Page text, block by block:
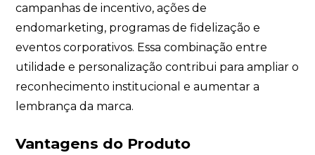
campanhas de incentivo, ações de
endomarketing, programas de fidelização e
eventos corporativos. Essa combinação entre
utilidade e personalização contribui para ampliar o
reconhecimento institucional e aumentar a
lembrança da marca.
Vantagens do Produto